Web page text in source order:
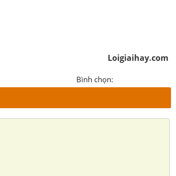
Loigiaihay.com
Bình chọn: